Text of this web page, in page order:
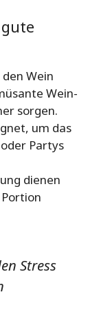
Wein
Wein-
sorgen.
um das
Partys
dienen
Stress